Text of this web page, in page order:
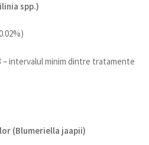
spp.)
– intervalul minim dintre tratamente
(Blumeriella jaapii)